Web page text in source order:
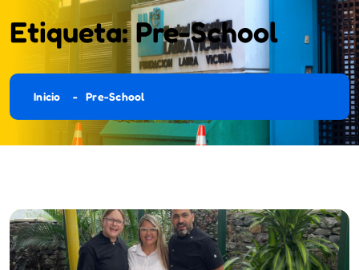
Etiqueta:Pre-School
Inicio Pre-School